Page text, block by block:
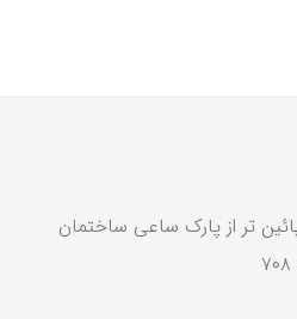
تر از پارک ساعی ساختمان